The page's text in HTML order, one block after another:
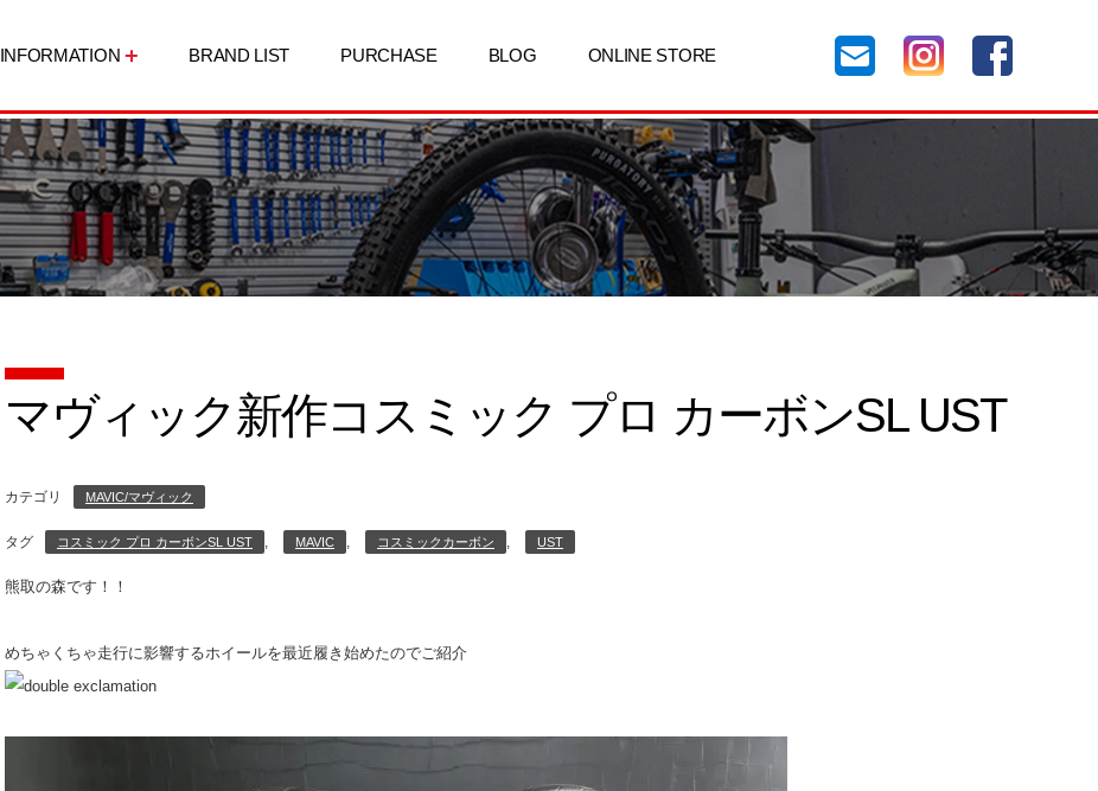
INFORMATION BRAND LIST PURCHASE BLOG ONLINE STORE
マヴィック新作コスミック プロ カーボンSL UST
カテゴリ MAVIC/マヴィック
タグ コスミック プロ カーボンSL UST , MAVIC , コスミックカーボン , UST
熊取の森です！！
めちゃくちゃ走行に影響するホイールを最近履き始めたのでご紹介